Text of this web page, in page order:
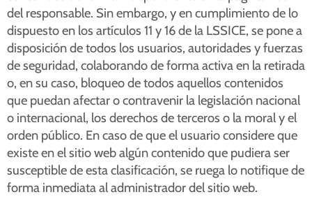
del responsable. Sin embargo, y en cumplimiento de lo
dispuesto en los artículos 11 y 16 de la LSSICE, se pone a
disposición de todos los usuarios, autoridades y fuerzas
de seguridad, colaborando de forma activa en la retirada
o, en su caso, bloqueo de todos aquellos contenidos
que puedan afectar o contravenir la legislación nacional
o internacional, los derechos de terceros o la moral y el
orden público. En caso de que el usuario considere que
existe en el sitio web algún contenido que pudiera ser
susceptible de esta clasificación, se ruega lo notifique de
forma inmediata al administrador del sitio web.